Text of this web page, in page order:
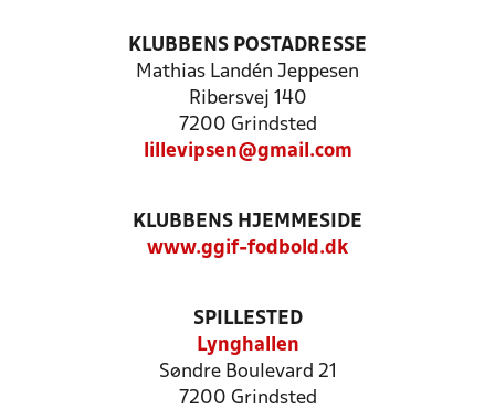
KLUBBENS POSTADRESSE
Mathias Landén Jeppesen
Ribersvej 140
7200 Grindsted
lillevipsen@gmail.com
KLUBBENS HJEMMESIDE
www.ggif-fodbold.dk
SPILLESTED
Lynghallen
Søndre Boulevard 21
7200 Grindsted